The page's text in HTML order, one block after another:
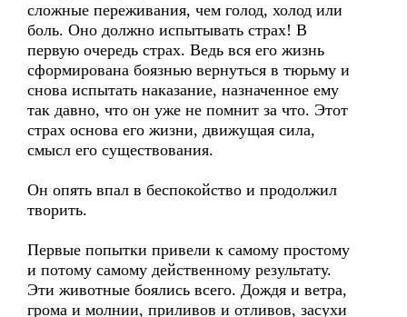
сложные переживания, чем голод, холод или
боль. Оно должно испытывать страх! В
первую очередь страх. Ведь вся его жизнь
сформирована боязнью вернуться в тюрьму и
снова испытать наказание, назначенное ему
так давно, что он уже не помнит за что. Этот
страх основа его жизни, движущая сила,
смысл его существования.
Он опять впал в беспокойство и продолжил
творить.
Первые попытки привели к самому простому
и потому самому действенному результату.
Эти животные боялись всего. Дождя и ветра,
грома и молнии, приливов и отливов, засухи